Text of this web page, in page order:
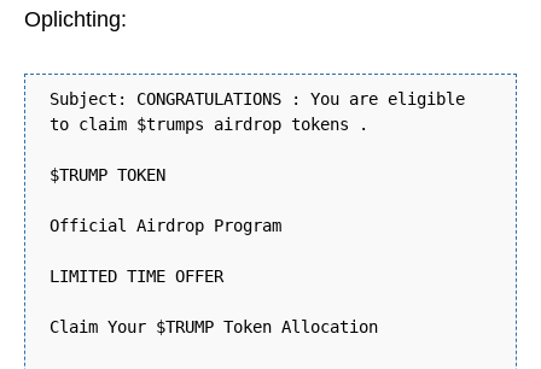
Oplichting:
Subject: CONGRATULATIONS : You are eligible
to claim $trumps airdrop tokens .
$TRUMP TOKEN
Official Airdrop Program
LIMITED TIME OFFER
Claim Your $TRUMP Token Allocation